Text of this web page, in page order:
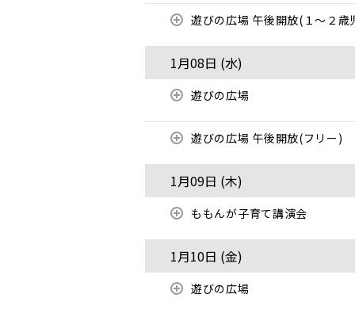
遊びの広場 午後開放(１～２歳
1月08日 (水)
遊びの広場
遊びの広場 午後開放(フリー)
1月09日 (木)
ももんが子育て講演会
1月10日 (金)
遊びの広場